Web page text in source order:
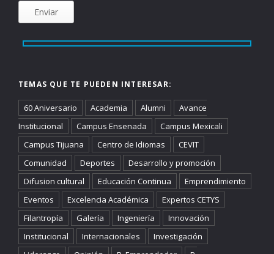
TEMAS QUE TE PUEDEN INTERESAR:
60 Aniversario Academia Alumni
Avance
Institucional
Campus Ensenada
Campus Mexicali
Campus Tijuana
Centro de Idiomas
CEVIT
Comunidad
Deportes
Desarrollo y promoción
Difusion cultural
Educación Continua
Emprendimiento
Eventos
Excelencia Académica
Expertos CETYS
Filantropía
Galería Ingeniería
Innovación
Institucional
Internacionales
Investigación